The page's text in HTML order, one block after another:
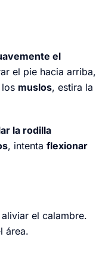
el
el pie hacia arriba,
muslos, estira la
la rodilla
, intenta flexionar
el calambre.
área.